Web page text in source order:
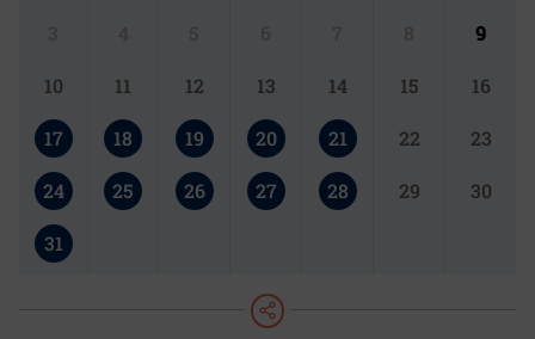
9
10 11 12 13 14 15 16
17 18 19 20 21 22 23
24 25 26 27 28 29 30
31
teilen